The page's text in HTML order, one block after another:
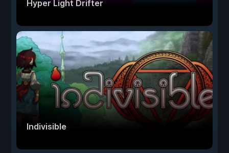
Hyper Light Drifter
Indivisible